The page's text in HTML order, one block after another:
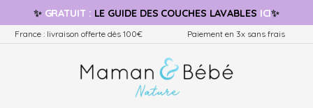
✨ GRATUIT: LE GUIDE DES COUCHES LAVABLES ICI✨
France : livraison offerte dès 100€ Paiement en 3x sans frais